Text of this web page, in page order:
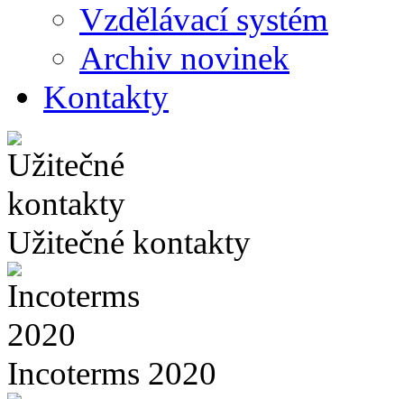
Vzdělávací systém
Archiv novinek
Kontakty
Užitečné kontakty
Incoterms 2020